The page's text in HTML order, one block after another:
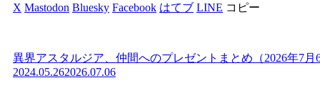
X Mastodon Bluesky Facebook はてブ LINE コピー
異界アスタルジア、仲間へのプレゼントまとめ（2026年7月6
2024.05.262026.07.06